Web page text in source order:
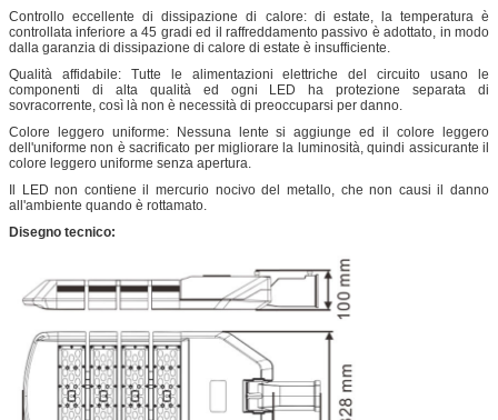
Controllo eccellente di dissipazione di calore: di estate, la temperatura è
controllata inferiore a 45 gradi ed il raffreddamento passivo è adottato, in modo
dalla garanzia di dissipazione di calore di estate è insufficiente.
Qualità affidabile: Tutte le alimentazioni elettriche del circuito usano le
componenti di alta qualità ed ogni LED ha protezione separata di
sovracorrente, così là non è necessità di preoccuparsi per danno.
Colore leggero uniforme: Nessuna lente si aggiunge ed il colore leggero
dell'uniforme non è sacrificato per migliorare la luminosità, quindi assicurante il
colore leggero uniforme senza apertura.
Il LED non contiene il mercurio nocivo del metallo, che non causi il danno
all'ambiente quando è rottamato.
Disegno tecnico: